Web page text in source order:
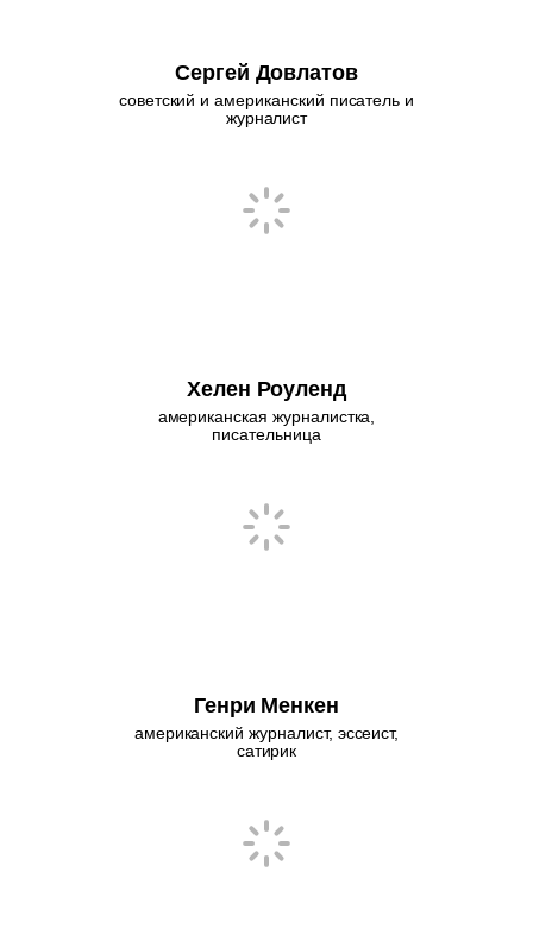
Сергей Довлатов
советский и американский писатель и
журналист
Хелен Роуленд
американская журналистка,
писательница
Генри Менкен
американский журналист, эссеист,
сатирик